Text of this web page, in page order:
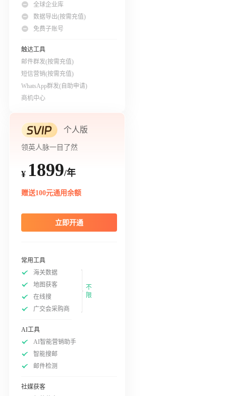
全球企业库
数据导出(按需充值)
免费子账号
触达工具
邮件群发(按需充值)
短信营销(按需充值)
WhatsApp群发(自助申请)
商机中心
个人版
领英人脉一目了然
¥ 1899/年
赠送100元通用余额
立即开通
常用工具
海关数据
地图获客
在线搜
广交会采购商
不
限
AI工具
AI智能营销助手
智能搜邮
邮件检测
社媒获客